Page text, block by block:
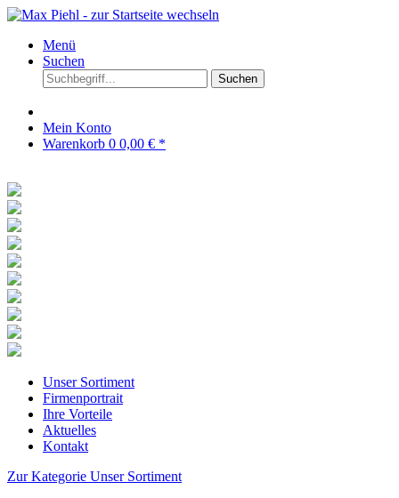
Menü
Suchen
Suchen
Mein Konto
Warenkorb 0 0,00 € *
Unser Sortiment
Firmenportrait
Ihre Vorteile
Aktuelles
Kontakt
Zur Kategorie Unser Sortiment